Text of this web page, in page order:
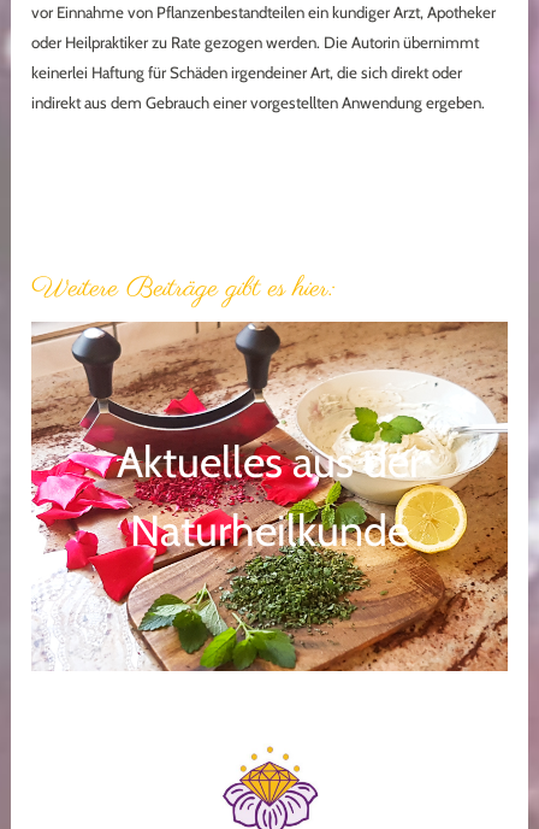
vor Einnahme von Pflanzenbestandteilen ein kundiger Arzt, Apotheker
oder Heilpraktiker zu Rate gezogen werden. Die Autorin übernimmt
keinerlei Haftung für Schäden irgendeiner Art, die sich direkt oder
indirekt aus dem Gebrauch einer vorgestellten Anwendung ergeben.
Weitere Beiträge gibt es hier:
Aktuelles aus der
Naturheilkunde